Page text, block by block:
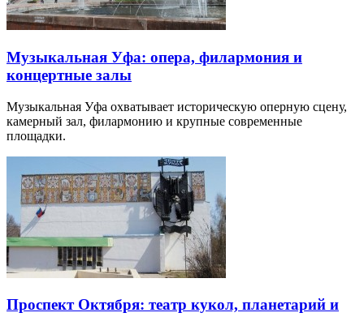
Музыкальная Уфа: опера, филармония и
концертные залы
Музыкальная Уфа охватывает историческую оперную сцену,
камерный зал, филармонию и крупные современные
площадки.
Проспект Октября: театр кукол, планетарий и